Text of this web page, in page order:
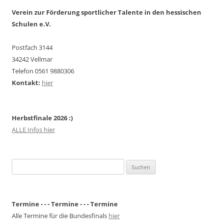
Verein zur Förderung sportlicher Talente in den hessischen
Schulen e.V.
Postfach 3144
34242 Vellmar
Telefon 0561 9880306
Kontakt: hier
Herbstfinale 2026 :)
ALLE Infos hier
nach:
Termine - - - Termine - - - Termine
Alle Termine für die Bundesfinals hier